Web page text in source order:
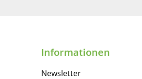
Informationen
Newsletter